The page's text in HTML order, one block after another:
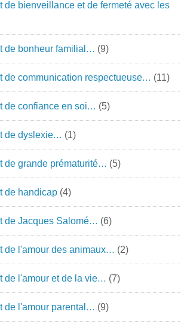
de bienveillance et de fermeté avec les
de bonheur familial… (9)
de communication respectueuse… (11)
de confiance en soi… (5)
de dyslexie… (1)
de grande prématurité… (5)
de handicap (4)
de Jacques Salomé… (6)
de l'amour des animaux… (2)
de l'amour et de la vie… (7)
de l'amour parental… (9)